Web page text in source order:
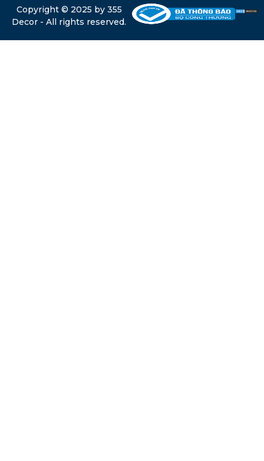
Copyright © 2025 by 355
Decor - All rights reserved.